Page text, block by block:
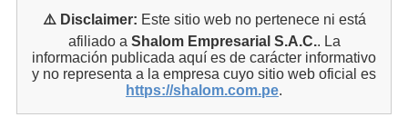
⚠️ Disclaimer: Este sitio web no pertenece ni está
afiliado a Shalom Empresarial S.A.C.. La
información publicada aquí es de carácter informativo
y no representa a la empresa cuyo sitio web oficial es
https://shalom.com.pe.